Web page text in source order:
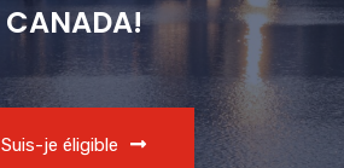
CANADA!
Suis-je éligible